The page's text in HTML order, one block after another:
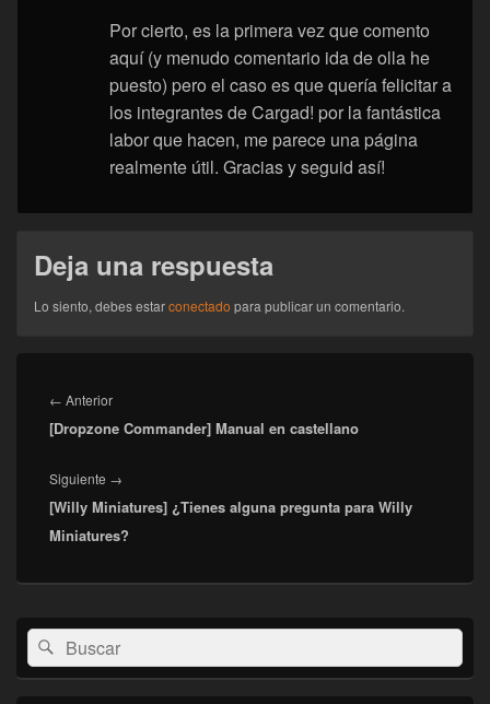
Por cierto, es la primera vez que comento
aquí (y menudo comentario ida de olla he
puesto) pero el caso es que quería felicitar a
los integrantes de Cargad! por la fantástica
labor que hacen, me parece una página
realmente útil. Gracias y seguid así!
Deja una respuesta
Lo siento, debes estarconectado para publicar un comentario.
de
entradas
← AnteriorEntrada
anterior:
[Dropzone Commander] Manual en castellano
Siguiente →
siguiente:
[Willy Miniatures] ¿Tienes alguna pregunta para Willy
Miniatures?
área
de
widget
Buscar
por:
Buscar